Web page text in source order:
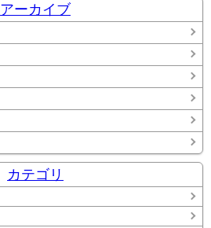
アーカイブ
カテゴリ